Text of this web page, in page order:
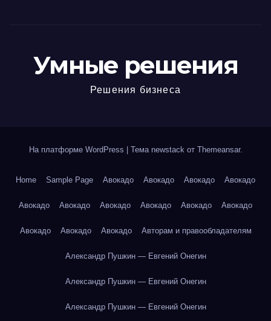
Умные решения
Решения бизнеса
На платформе WordPress Тема newstack от Themeansar.
Home Sample Page Авокадо Авокадо Авокадо Авокадо
Авокадо Авокадо Авокадо Авокадо Авокадо Авокадо
Авокадо Авокадо Авокадо Авторам и правообладателям
Александр Пушкин — Евгений Онегин
Александр Пушкин — Евгений Онегин
Александр Пушкин — Евгений Онегин